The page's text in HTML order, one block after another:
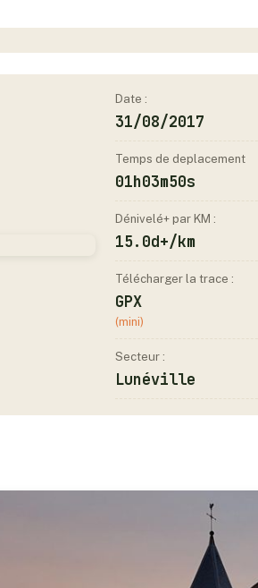
Date :
31/08/2017
Temps de deplacement
01h03m50s
Dénivelé+ par KM :
15.0d+/km
Télécharger la trace :
GPX
(mini)
Secteur :
Lunéville